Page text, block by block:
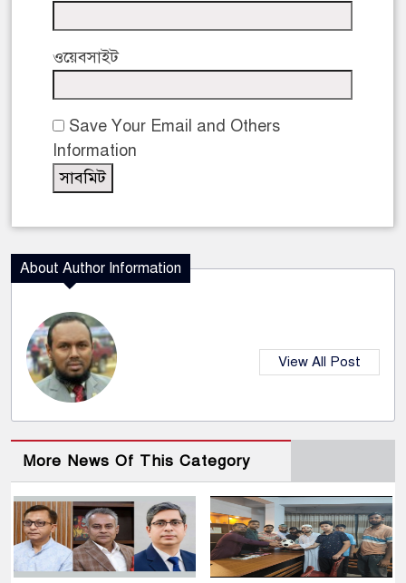
ওয়েবসাইট
Save Your Email and Others
Information
About Author Information
View All Post
More News Of This Category